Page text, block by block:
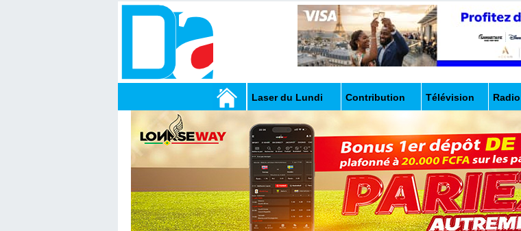
Laser du Lundi Contribution Télévision Radio